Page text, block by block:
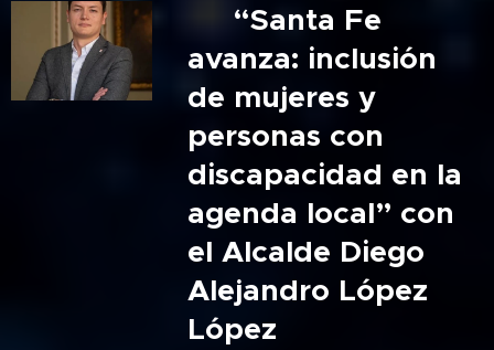
🎙️ “Santa Fe
avanza: inclusión
de mujeres y
personas con
discapacidad en la
agenda local” con
el Alcalde Diego
Alejandro López
López